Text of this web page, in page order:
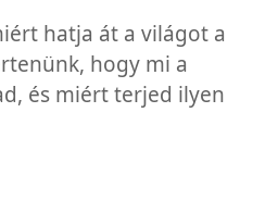
hatja át a világot a
hogy mi a
és miért terjed ilyen